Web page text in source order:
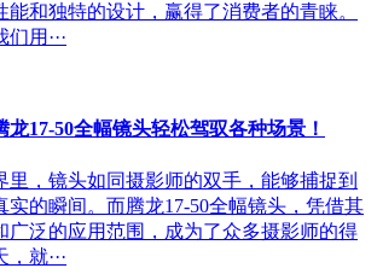
能和独特的设计，赢得了消费者的青睐。
用···
龙17-50全幅镜头轻松驾驭各种场景！
里，镜头如同摄影师的双手，能够捕捉到
实的瞬间。而腾龙17-50全幅镜头，凭借其
广泛的应用范围，成为了众多摄影师的得
就···